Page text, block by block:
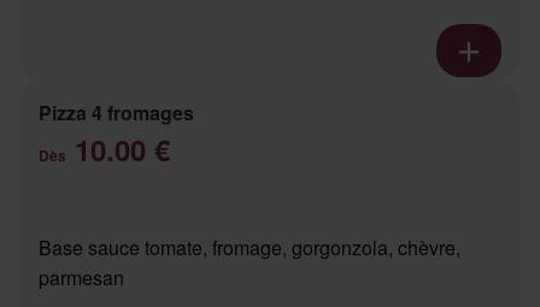
Pizza 4 fromages
Dès 10.00 €
Base sauce tomate, fromage, gorgonzola, chèvre,
parmesan